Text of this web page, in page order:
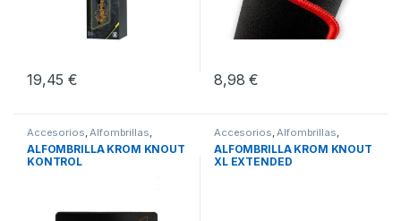
19,45€ 8,98€
Accesorios,Alfombrillas,
Periféricos
ALFOMBRILLA KROM KNOUT
KONTROL
Accesorios,Alfombrillas,
Periféricos
ALFOMBRILLA KROM KNOUT
XL EXTENDED